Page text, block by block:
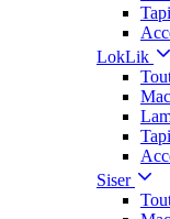
LokLik
Siser